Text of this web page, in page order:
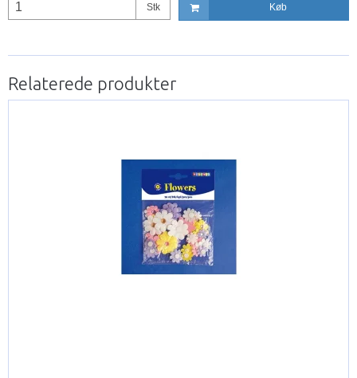
Stk Køb
Relaterede produkter